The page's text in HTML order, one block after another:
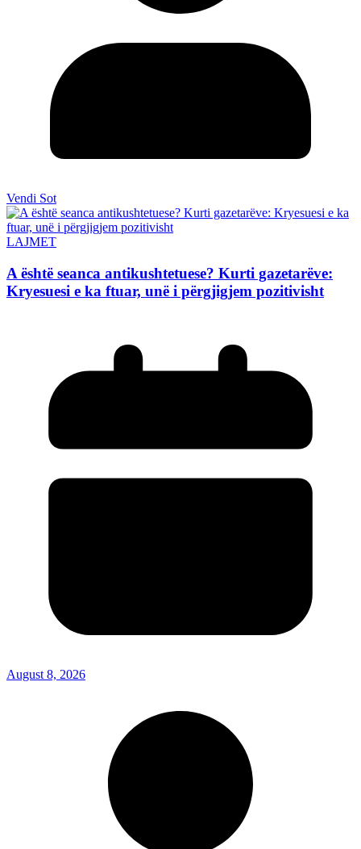
Vendi Sot
LAJMET
A është seanca antikushtetuese? Kurti gazetarëve:
Kryesuesi e ka ftuar, unë i përgjigjem pozitivisht
August 8, 2026